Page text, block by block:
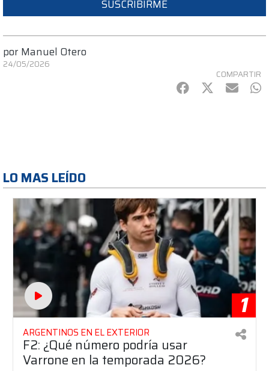
SUSCRIBIRME
por Manuel Otero
24/05/2026
COMPARTIR
Facebook
Twitter
mail
LO MAS LEÍDO
1
ARGENTINOS EN EL EXTERIOR
F2: ¿Qué número podría usar
Varrone en la temporada 2026?